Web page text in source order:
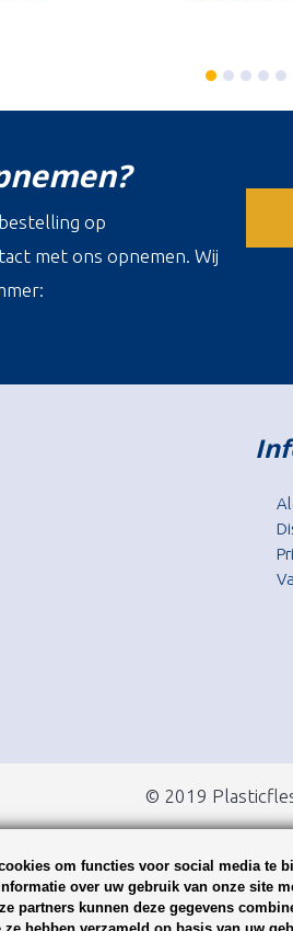
op
met ons opnemen. Wij
© 2019
om functies voor social media te
over uw gebruik van onze site
partners kunnen deze gegevens